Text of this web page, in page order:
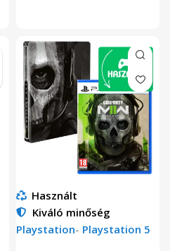
Használt
Kiváló minőség
Playstation- Playstation 5